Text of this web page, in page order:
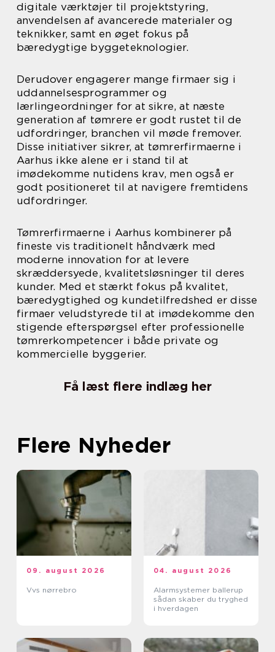
digitale værktøjer til projektstyring,
anvendelsen af avancerede materialer og
teknikker, samt en øget fokus på
bæredygtige byggeteknologier.
Derudover engagerer mange firmaer sig i
uddannelsesprogrammer og
lærlingeordninger for at sikre, at næste
generation af tømrere er godt rustet til de
udfordringer, branchen vil møde fremover.
Disse initiativer sikrer, at tømrerfirmaerne i
Aarhus ikke alene er i stand til at
imødekomme nutidens krav, men også er
godt positioneret til at navigere fremtidens
udfordringer.
Tømrerfirmaerne i Aarhus kombinerer på
fineste vis traditionelt håndværk med
moderne innovation for at levere
skræddersyede, kvalitetsløsninger til deres
kunder. Med et stærkt fokus på kvalitet,
bæredygtighed og kundetilfredshed er disse
firmaer veludstyrede til at imødekomme den
stigende efterspørgsel efter professionelle
tømrerkompetencer i både private og
kommercielle byggerier.
Få læst flere indlæg her
Flere Nyheder
09. august 2026
Vvs nørrebro
04. august 2026
Alarmsystemer ballerup
sådan skaber du tryghed
i hverdagen